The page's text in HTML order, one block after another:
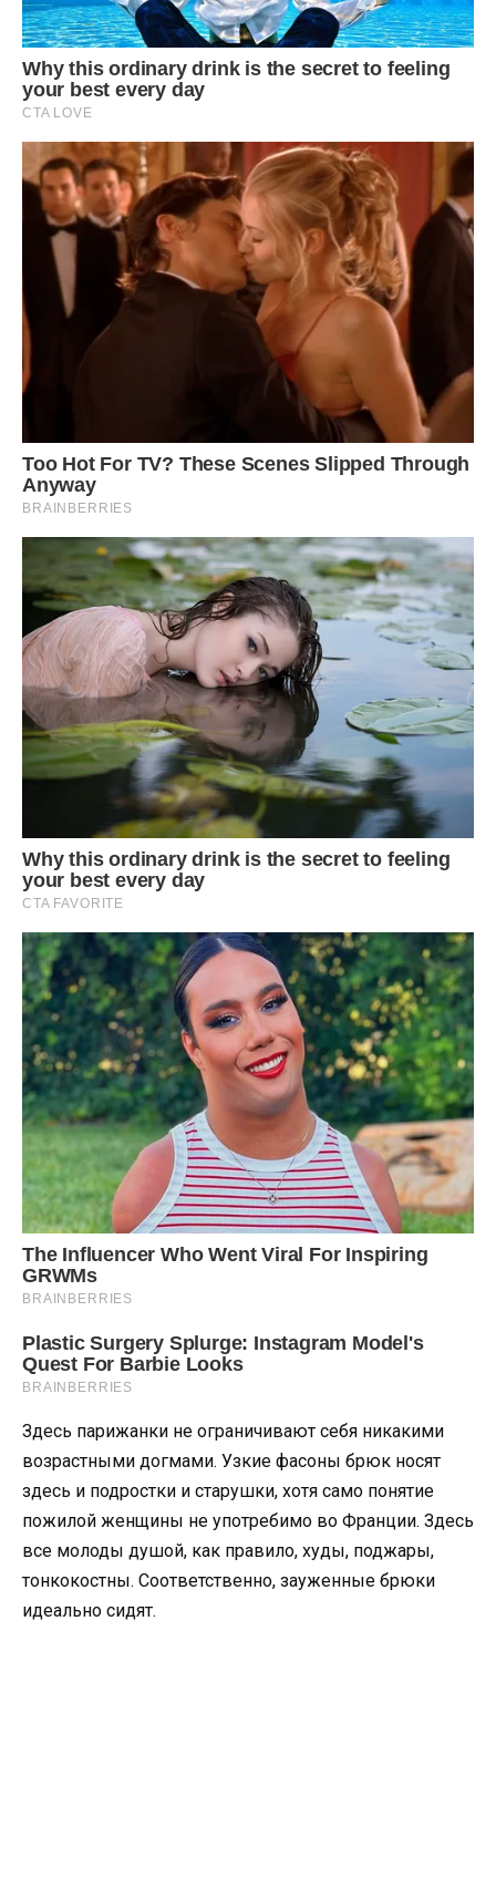
Здесь парижанки не ограничивают себя никакими
возрастными догмами. Узкие фасоны брюк носят
здесь и подростки и старушки, хотя само понятие
пожилой женщины не употребимо во Франции. Здесь
все молоды душой, как правило, худы, поджары,
тонкокостны. Соответственно, зауженные брюки
идеально сидят.